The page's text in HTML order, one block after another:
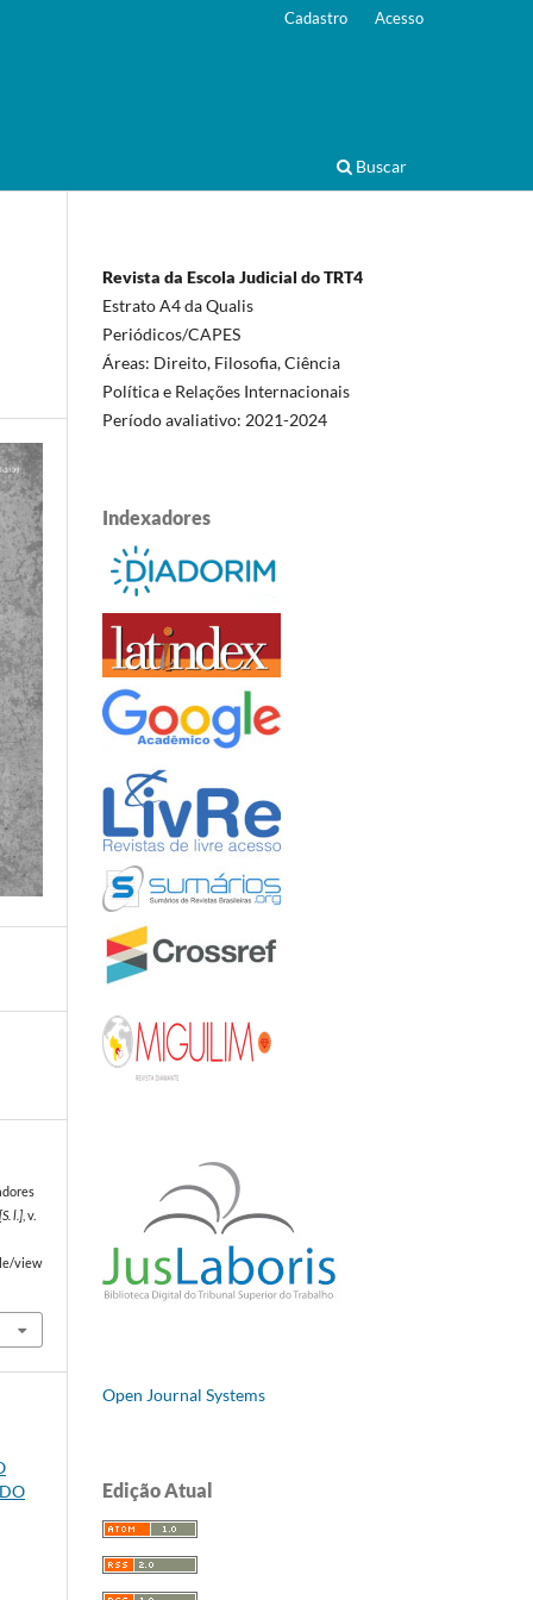
Buscar
Cadastro Acesso
[S. l.], v.
view
Revista da Escola Judicial do TRT4
Estrato A4 da Qualis
Periódicos/CAPES
Áreas: Direito, Filosofia, Ciência
Política e Relações Internacionais
Período avaliativo: 2021-2024
Indexadores
Open Journal Systems
Edição Atual